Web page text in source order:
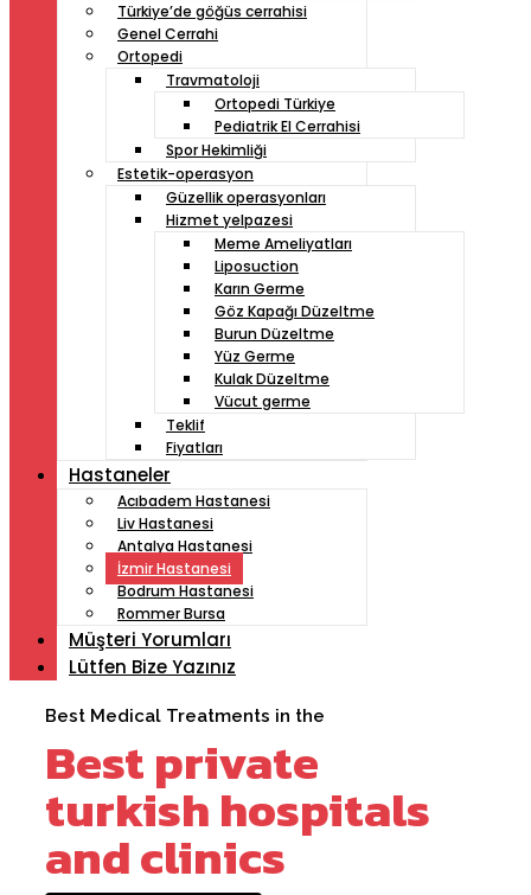
Türkiye’de göğüs cerrahisi
Genel Cerrahi
Ortopedi
Travmatoloji
Ortopedi Türkiye
Pediatrik El Cerrahisi
Spor Hekimliği
Estetik-operasyon
Güzellik operasyonları
Hizmet yelpazesi
Meme Ameliyatları
Liposuction
Karın Germe
Göz Kapağı Düzeltme
Burun Düzeltme
Yüz Germe
Kulak Düzeltme
Vücut germe
Teklif
Fiyatları
Hastaneler
Acıbadem Hastanesi
Liv Hastanesi
Antalya Hastanesi
İzmir Hastanesi
Bodrum Hastanesi
Rommer Bursa
Müşteri Yorumları
Lütfen Bize Yazınız
Best Medical Treatments in the
Best private
turkish hospitals
and clinics